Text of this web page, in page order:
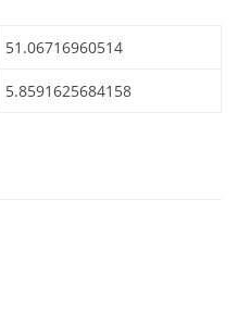
51.06716960514
5.8591625684158